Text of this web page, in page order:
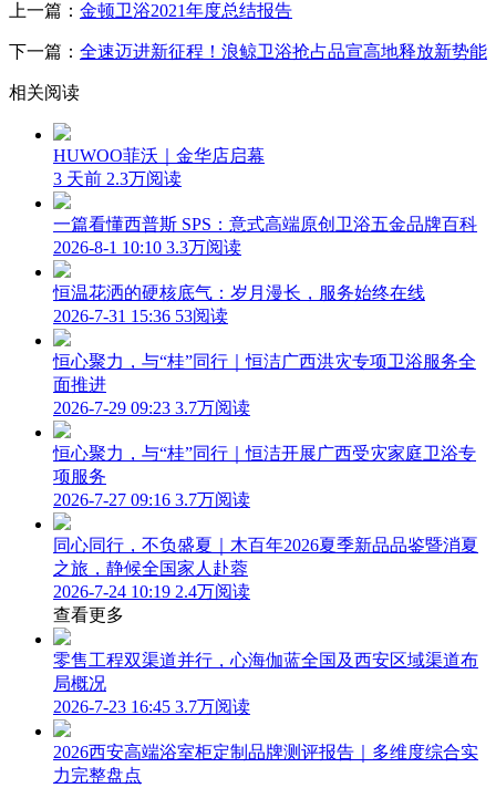
上一篇： 金顿卫浴2021年度总结报告
下一篇： 全速迈进新征程！浪鲸卫浴抢占品宣高地释放新势能
相关阅读
HUWOO菲沃｜金华店启幕
3 天前 2.3万阅读
一篇看懂西普斯 SPS：意式高端原创卫浴五金品牌百科
2026-8-1 10:10 3.3万阅读
恒温花洒的硬核底气：岁月漫长，服务始终在线
2026-7-31 15:36 53阅读
恒心聚力，与“桂”同行｜恒洁广西洪灾专项卫浴服务全
面推进
2026-7-29 09:23 3.7万阅读
恒心聚力，与“桂”同行｜恒洁开展广西受灾家庭卫浴专
项服务
2026-7-27 09:16 3.7万阅读
同心同行，不负盛夏｜木百年2026夏季新品品鉴暨消夏
之旅，静候全国家人赴蓉
2026-7-24 10:19 2.4万阅读
查看更多
零售工程双渠道并行，心海伽蓝全国及西安区域渠道布
局概况
2026-7-23 16:45 3.7万阅读
2026西安高端浴室柜定制品牌测评报告｜多维度综合实
力完整盘点